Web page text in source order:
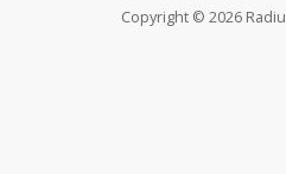
Copyright © 2026